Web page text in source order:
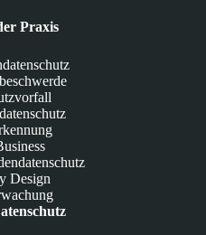
Praxis
Design